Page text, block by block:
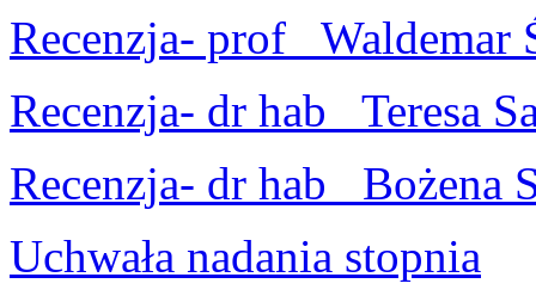
Recenzja- prof_ Waldemar
Recenzja- dr hab_ Teresa
Recenzja- dr hab_ Bożena
Uchwała nadania stopnia